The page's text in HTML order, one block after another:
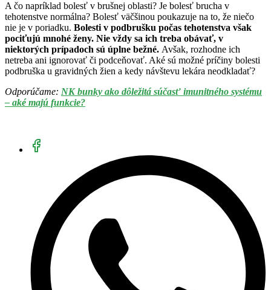
A čo napríklad bolesť v brušnej oblasti? Je bolesť brucha v
tehotenstve normálna? Bolesť väčšinou poukazuje na to, že niečo
nie je v poriadku. Bolesti v podbrušku počas tehotenstva však
pociťujú mnohé ženy. Nie vždy sa ich treba obávať, v
niektorých prípadoch sú úplne bežné. Avšak, rozhodne ich
netreba ani ignorovať či podceňovať. Aké sú možné príčiny bolesti
podbruška u gravidných žien a kedy návštevu lekára neodkladať?
Odporúčame: NK bunky ako dôležitá súčasť imunitného systému
– aké majú funkcie?